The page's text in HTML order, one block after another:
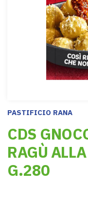
PASTIFICIO RANA
CDS
RAGÙ
G.280